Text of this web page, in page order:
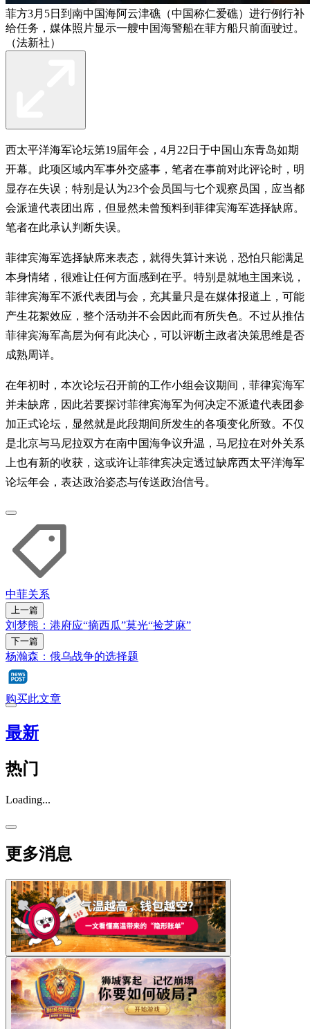
菲方3月5日到南中国海阿云津礁（中国称仁爱礁）进行例行补
给任务，媒体照片显示一艘中国海警船在菲方船只前面驶过。
（法新社）
西太平洋海军论坛第19届年会，4月22日于中国山东青岛如期
开幕。此项区域内军事外交盛事，笔者在事前对此评论时，明
显存在失误；特别是认为23个会员国与七个观察员国，应当都
会派遣代表团出席，但显然未曾预料到菲律宾海军选择缺席。
笔者在此承认判断失误。
菲律宾海军选择缺席来表态，就得失算计来说，恐怕只能满足
本身情绪，很难让任何方面感到在乎。特别是就地主国来说，
菲律宾海军不派代表团与会，充其量只是在媒体报道上，可能
产生花絮效应，整个活动并不会因此而有所失色。不过从推估
菲律宾海军高层为何有此决心，可以评断主政者决策思维是否
成熟周详。
在年初时，本次论坛召开前的工作小组会议期间，菲律宾海军
并未缺席，因此若要探讨菲律宾海军为何决定不派遣代表团参
加正式论坛，显然就是此段期间所发生的各项变化所致。不仅
是北京与马尼拉双方在南中国海争议升温，马尼拉在对外关系
上也有新的收获，这或许让菲律宾决定透过缺席西太平洋海军
论坛年会，表达政治姿态与传送政治信号。
中菲关系
上一篇
刘梦熊：港府应“摘西瓜”莫光“捡芝麻”
下一篇
杨瀚森：俄乌战争的选择题
购买此文章
最新
热门
Loading...
更多消息